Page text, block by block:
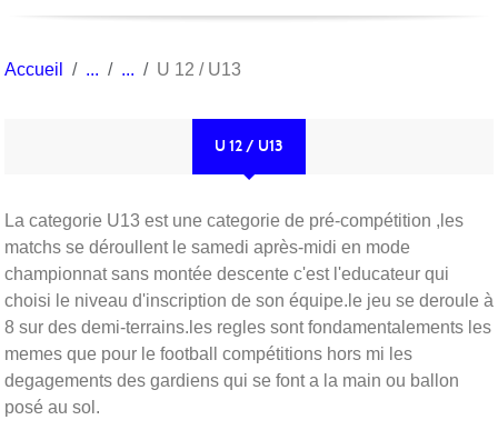
Accueil U 12 / U13
U 12 / U13
La categorie U13 est une categorie de pré-compétition ,les
matchs se déroullent le samedi après-midi en mode
championnat sans montée descente c'est l'educateur qui
choisi le niveau d'inscription de son équipe.le jeu se deroule à
8 sur des demi-terrains.les regles sont fondamentalements les
memes que pour le football compétitions hors mi les
degagements des gardiens qui se font a la main ou ballon
posé au sol.